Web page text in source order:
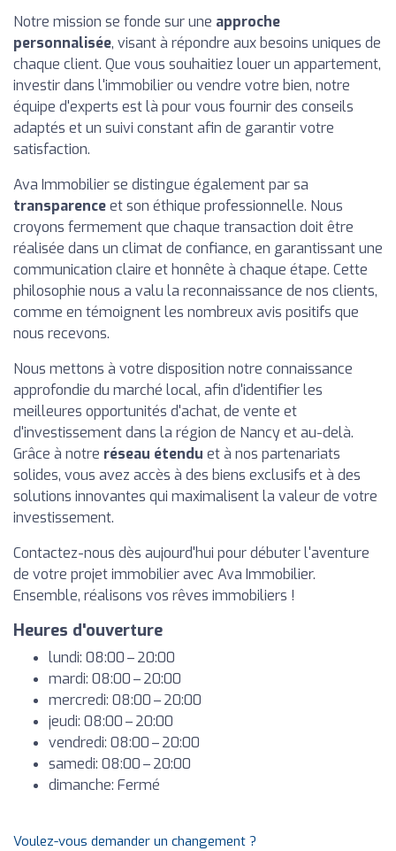
Notre mission se fonde sur une approche
personnalisée, visant à répondre aux besoins uniques de
chaque client. Que vous souhaitiez louer un appartement,
investir dans l'immobilier ou vendre votre bien, notre
équipe d'experts est là pour vous fournir des conseils
adaptés et un suivi constant afin de garantir votre
satisfaction.
Ava Immobilier se distingue également par sa
transparenceet son éthique professionnelle. Nous
croyons fermement que chaque transaction doit être
réalisée dans un climat de confiance, en garantissant une
communication claire et honnête à chaque étape. Cette
philosophie nous a valu la reconnaissance de nos clients,
comme en témoignent les nombreux avis positifs que
nous recevons.
Nous mettons à votre disposition notre connaissance
approfondie du marché local, afin d'identifier les
meilleures opportunités d'achat, de vente et
d'investissement dans la région de Nancy et au-delà.
Grâce à notre réseau étendu et à nos partenariats
solides, vous avez accès à des biens exclusifs et à des
solutions innovantes qui maximalisent la valeur de votre
investissement.
Contactez-nous dès aujourd'hui pour débuter l'aventure
de votre projet immobilier avec Ava Immobilier.
Ensemble, réalisons vos rêves immobiliers !
Heures d'ouverture
lundi: 08:00 – 20:00
mardi: 08:00 – 20:00
mercredi: 08:00 – 20:00
jeudi: 08:00 – 20:00
vendredi: 08:00 – 20:00
samedi: 08:00 – 20:00
dimanche: Fermé
Voulez-vous demander un changement ?